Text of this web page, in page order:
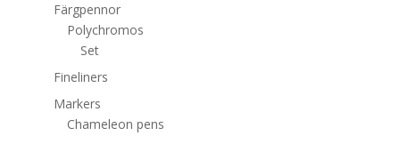
Färgpennor
Polychromos
Set
Fineliners
Markers
Chameleon pens